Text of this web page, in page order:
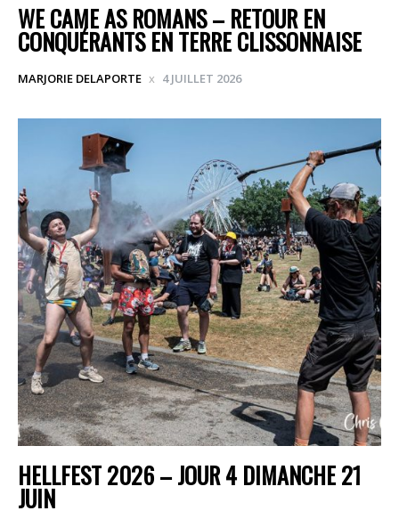
WE CAME AS ROMANS – RETOUR EN
CONQUÉRANTS EN TERRE CLISSONNAISE
MARJORIE DELAPORTE 4 JUILLET 2026
HELLFEST 2026 – JOUR 4 DIMANCHE 21
JUIN